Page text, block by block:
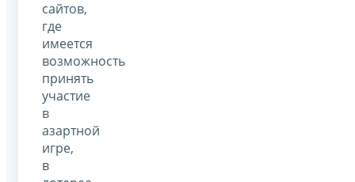
сайтов,
где
имеется
возможность
принять
участие
в
азартной
игре,
в